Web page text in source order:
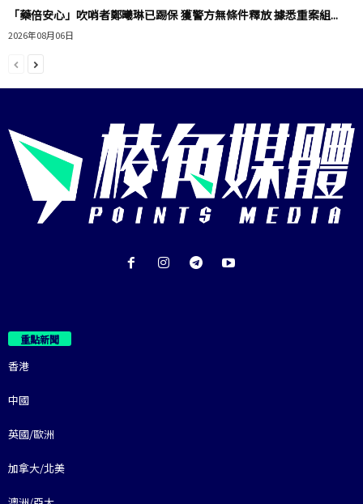
「藥倍安心」吹哨者鄭曦琳已踢保 獲警方無條件釋放 據悉重案組...
2026年08月06日
重點新聞
香港
中國
英國/歐洲
加拿大/北美